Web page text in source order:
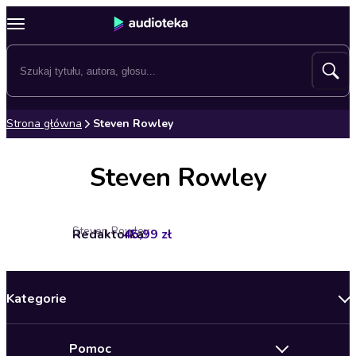
Strona główna Steven Rowley
Steven Rowley
Redaktorka
Steven Rowley
45,99 zł
Kategorie
Pomoc